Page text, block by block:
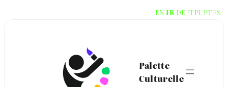
Palette
Culturelle
EN FR DE ITPL PTES